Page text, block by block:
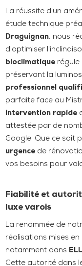
La réussite d'un
étude technique
Draguignan, nous
d'optimiser
bioclimatique régule
préservant la
professionnel
parfaite face au
intervention rapide
attestée par de
Google. Que ce soit
urgence de
vos besoins pour
Fiabilité et
luxe varois
La renommée de
réalisations mises
notamment dans
Cette autorité dans